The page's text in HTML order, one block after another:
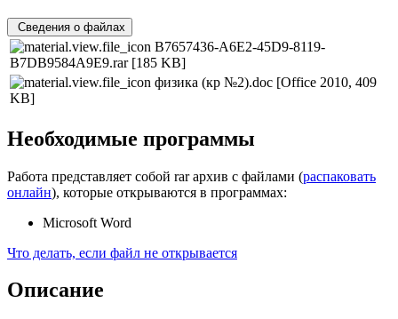
Сведения о файлах
B7657436-A6E2-45D9-8119-
B7DB9584A9E9.rar [185 KB]
физика (кр №2).doc [Office 2010, 409
KB]
Необходимые программы
Работа представляет собой rar архив с файлами (распаковать
онлайн), которые открываются в программах:
Microsoft Word
Что делать, если файл не открывается
Описание